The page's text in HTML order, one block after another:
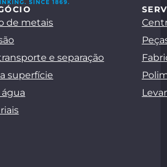
de metais
e separação
superfície